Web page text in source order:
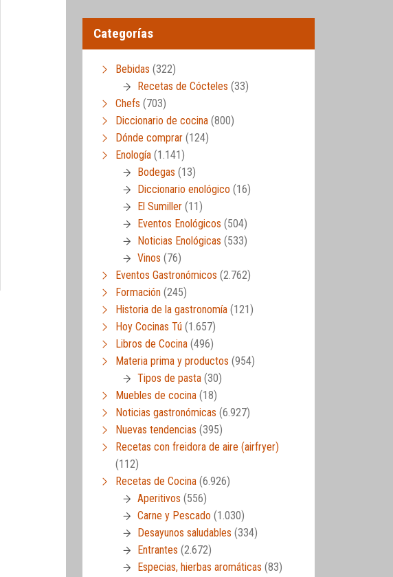
Categorías
Bebidas (322)
Recetas de Cócteles (33)
Chefs (703)
Diccionario de cocina (800)
Dónde comprar (124)
Enología (1.141)
Bodegas (13)
Diccionario enológico (16)
El Sumiller (11)
Eventos Enológicos (504)
Noticias Enológicas (533)
Vinos (76)
Eventos Gastronómicos (2.762)
Formación (245)
Historia de la gastronomía (121)
Hoy Cocinas Tú (1.657)
Libros de Cocina (496)
Materia prima y productos (954)
Tipos de pasta (30)
Muebles de cocina (18)
Noticias gastronómicas (6.927)
Nuevas tendencias (395)
Recetas con freidora de aire (airfryer)
(112)
Recetas de Cocina (6.926)
Aperitivos (556)
Carne y Pescado (1.030)
Desayunos saludables (334)
Entrantes (2.672)
Especias, hierbas aromáticas (83)